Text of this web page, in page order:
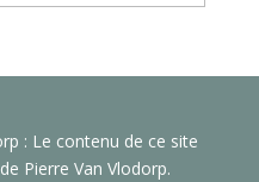
: Le contenu de ce site
Pierre Van Vlodorp.